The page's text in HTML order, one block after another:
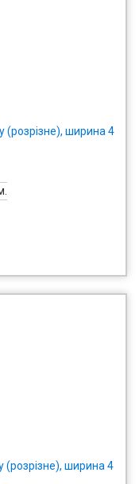
ширина 4
(розрізне), ширина 4